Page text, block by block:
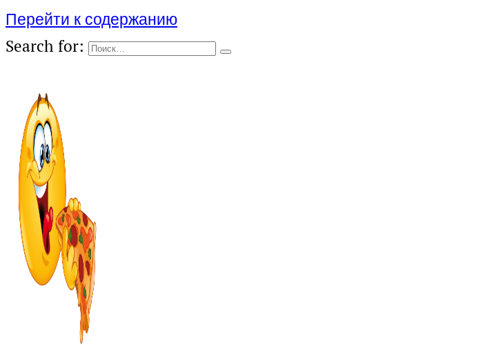
Перейти к содержанию
Search for: